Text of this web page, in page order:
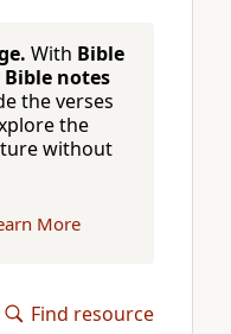
With Bible
notes
the verses
the
without
More
Find resource